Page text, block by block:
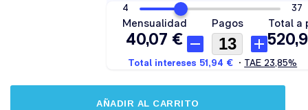
AÑADIR AL CARRITO